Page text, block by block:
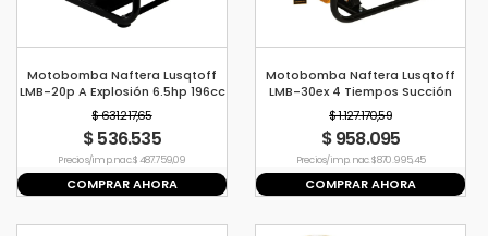
Motobomba Naftera Lusqtoff
LMB-20p A Explosión 6.5hp 196cc
4 Tiempos
$ 631.217,65
$ 536.535
Precio s/imp. nac. $ 487.759,09
COMPRAR AHORA
Motobomba Naftera Lusqtoff
LMB-30ex 4 Tiempos Succión
6.5hp
$ 1.127.170,59
$ 958.095
Precio s/imp. nac. $ 870.995,45
COMPRAR AHORA